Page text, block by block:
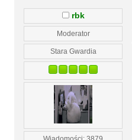
rbk
Moderator
Stara Gwardia
Wiadomości: 3879